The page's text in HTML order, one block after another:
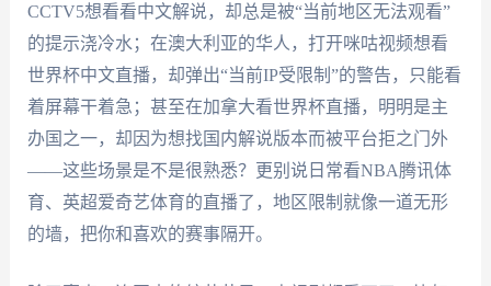
CCTV5想看看中文解说，却总是被“当前地区无法观看”
的提示浇冷水；在澳大利亚的华人，打开咪咕视频想看
世界杯中文直播，却弹出“当前IP受限制”的警告，只能看
着屏幕干着急；甚至在加拿大看世界杯直播，明明是主
办国之一，却因为想找国内解说版本而被平台拒之门外
——这些场景是不是很熟悉？更别说日常看NBA腾讯体
育、英超爱奇艺体育的直播了，地区限制就像一道无形
的墙，把你和喜欢的赛事隔开。